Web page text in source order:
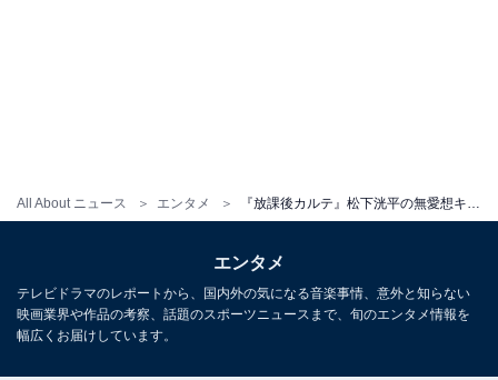
All About ニュース エンタメ
また、ふわふわした笑顔の優しい青年を演じることが多
Xでは「このタイプの松下洸平さんあんまり見ないから
エンタメ
テレビドラマのレポートから、国内外の気になる音楽事情、意外と知らない
映画業界や作品の考察、話題のスポーツニュースまで、旬のエンタメ情報を
幅広くお届けしています。